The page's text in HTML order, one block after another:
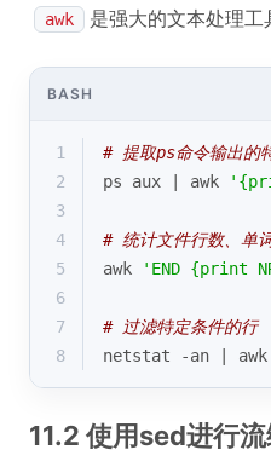
awk 是强大的文本处理
BASH
1
# 提取ps命令输出的
2
ps aux | awk
3
4
# 统计文件行数、单
5
awk 'END {print
6
7
# 过滤特定条件的行
8
netstat -an | awk
11.2 使用sed进行